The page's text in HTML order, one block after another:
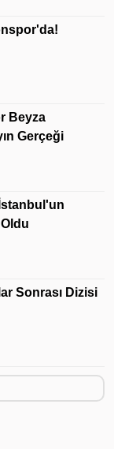
Beyza
Gerçeği
Sonrası Dizisi